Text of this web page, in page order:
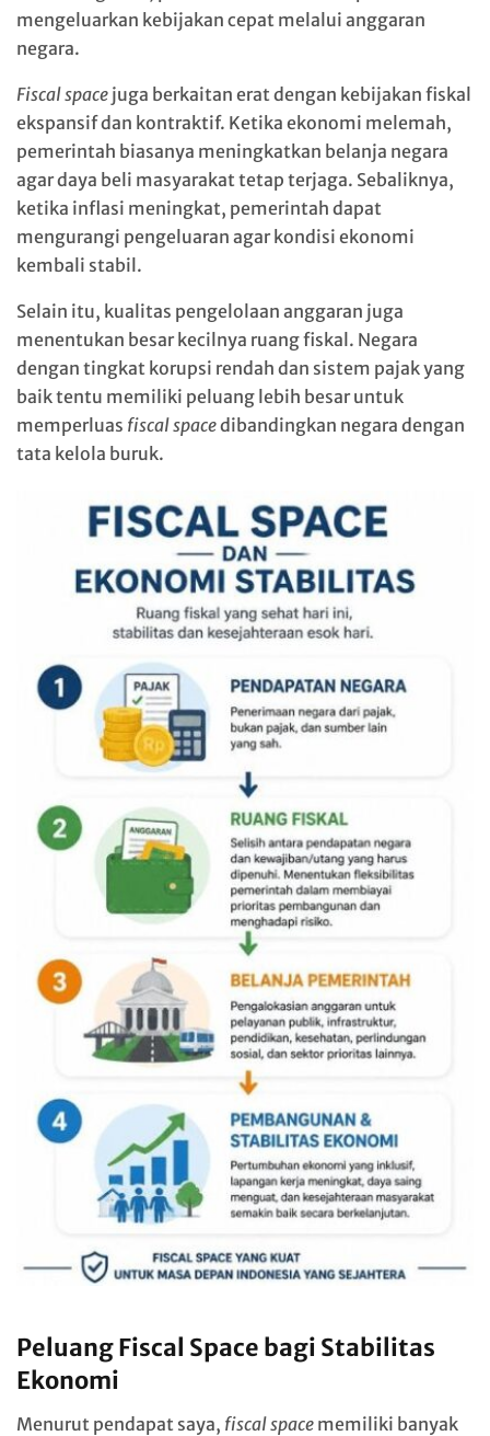
mengeluarkan kebijakan cepat melalui anggaran
negara.
Fiscal space juga berkaitan erat dengan kebijakan fiskal
ekspansif dan kontraktif. Ketika ekonomi melemah,
pemerintah biasanya meningkatkan belanja negara
agar daya beli masyarakat tetap terjaga. Sebaliknya,
ketika inflasi meningkat, pemerintah dapat
mengurangi pengeluaran agar kondisi ekonomi
kembali stabil.
Selain itu, kualitas pengelolaan anggaran juga
menentukan besar kecilnya ruang fiskal. Negara
dengan tingkat korupsi rendah dan sistem pajak yang
baik tentu memiliki peluang lebih besar untuk
memperluas fiscal spacedibandingkan negara dengan
tata kelola buruk.
Peluang Fiscal Space bagi Stabilitas
Ekonomi
Menurut pendapat saya, fiscal space memiliki banyak